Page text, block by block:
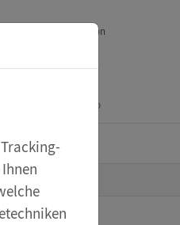
English version
Warenkorb